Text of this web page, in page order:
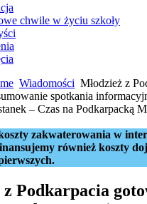
chwile w życiu szkoły
Wiadomości Młodzież z
spotkania
– Czas na Podkarpacką
zakwaterowania w
również koszty
z Podkarpacia